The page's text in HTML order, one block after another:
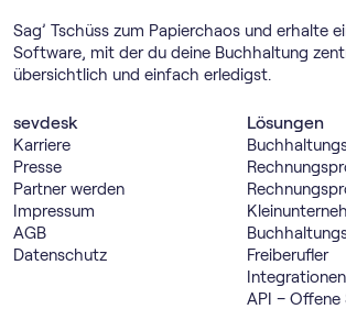
Sag’ Tschüss zum Papierchaos und erhalte
Software, mit der du deine Buchhaltung
übersichtlich und einfach erledigst.
sevdesk
Karriere
Presse
Partner werden
Impressum
AGB
Datenschutz
Lösungen
Freiberufler
Integrationen
API –